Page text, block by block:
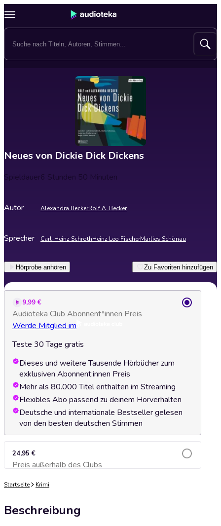
Neues von Dickie Dick Dickens
Spieldauer6 Stunden 50 Minuten
Autor Alexandra BeckerRolf A. Becker
Sprecher Carl-Heinz SchrothHeinz Leo FischerMarlies Schönau
Hörprobe anhören Zu Favoriten hinzufügen
9,99 €
Audioteka Club Abonnent*innen Preis
Werde Mitglied im
Teste 30 Tage gratis
Dieses und weitere Tausende Hörbücher zum
exklusiven Abonnent:innen Preis
Mehr als 80.000 Titel enthalten im Streaming
Flexibles Abo passend zu deinem Hörverhalten
Deutsche und internationale Bestseller gelesen
von den besten deutschen Stimmen
24,95 €
Preis außerhalb des ClubsZum Warenkorb hinzufügen
Startseite Krimi
Beschreibung